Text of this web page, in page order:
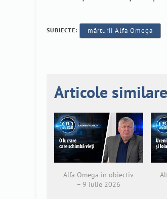
SUBIECTE: mărturii Alfa Omega
Articole similare
Alfa Omega în obiectiv
– 9 iulie 2026